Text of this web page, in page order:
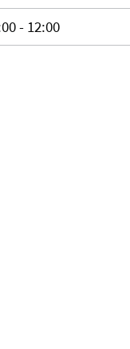
- 12:00